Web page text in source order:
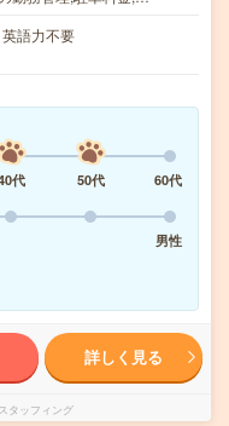
語力不要
代 50代
60代
男性
詳しく見る
タッフィング